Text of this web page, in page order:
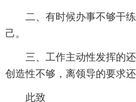
二、有时候办事不够干
己。
三、工作主动性发挥的
创造性不够，离领导的要求还
此致